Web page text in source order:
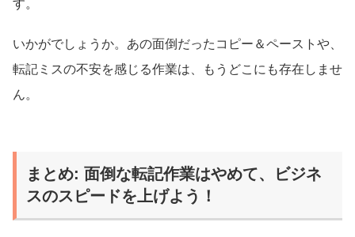
す。
いかがでしょうか。あの面倒だったコピー＆ペーストや、
転記ミスの不安を感じる作業は、もうどこにも存在しませ
ん。
まとめ: 面倒な転記作業はやめて、ビジネ
スのスピードを上げよう！